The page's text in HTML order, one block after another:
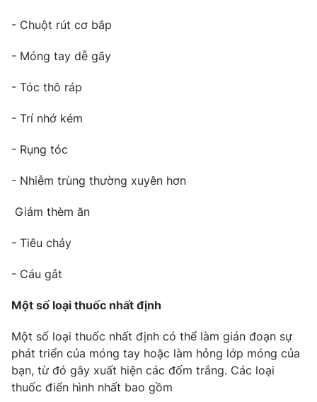
THỜI BÁO VTV
Theo dõi báo trên
Cơ quan báo chí:
Giấy phép hoạt động báo in và báo điện tử số 483/GP-BTTTT
cấp ngày 29/12/2023
Tổng Biên tập:
Nguyễn Trọng Ninh
Ðiện thoại Thời báo VTV:
024.66 897 897
Email:toasoan@vtv.vn
Liên hệ quảng cáo:024-7300.7108
- Chuột rút cơ bắp
- Móng tay dễ gãy
- Tóc thô ráp
- Trí nhớ kém
- Rụng tóc
- Nhiễm trùng thường xuyên hơn
Giảm thèm ăn
- Tiêu chảy
- Cáu gắt
Một số loại thuốc nhất định
Một số loại thuốc nhất định có thể làm gián đoạn sự
phát triển của móng tay hoặc làm hỏng lớp móng của
bạn, từ đó gây xuất hiện các đốm trắng. Các loại
thuốc điển hình nhất bao gồm